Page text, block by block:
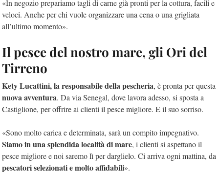
«In negozio prepariamo tagli di carne già pronti per la cottura, facili e
veloci. Anche per chi vuole organizzare una cena o una grigliata
all’ultimo momento».
Il pesce del nostro mare, gli Ori del
Tirreno
Kety Lucattini, la responsabile della pescheria, è pronta per questa
nuova avventura. Da via Senegal, dove lavora adesso, si sposta a
Castiglione, per offrire ai clienti il pesce migliore. E il suo sorriso.
«Sono molto carica e determinata, sarà un compito impegnativo.
Siamo in una splendida località di mare, i clienti si aspettano il
pesce migliore e noi saremo lì per darglielo. Ci arriva ogni mattina, da
pescatori selezionati e molto affidabili».